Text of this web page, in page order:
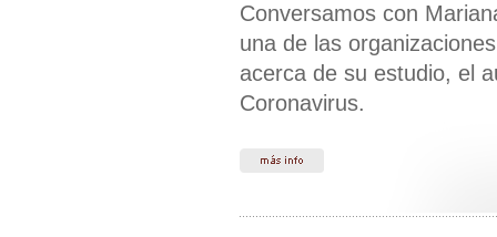
Conversamos con
una de las
acerca de su estudio, el
Coronavirus.